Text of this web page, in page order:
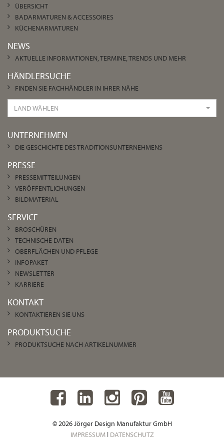
ÜBERSICHT
BADARMATUREN & ACCESSOIRES
KÜCHENARMATUREN
NEWS
AKTUELLE INFORMATIONEN, TERMINE, TRENDS UND MEHR
HÄNDLERSUCHE
FINDEN SIE FACHHÄNDLER IN IHRER NÄHE
LAND WÄHLEN
UNTERNEHMEN
DIE GESCHICHTE DES TRADITIONSUNTERNEHMENS
PRESSE
PRESSEMITTEILUNGEN
VERÖFFENTLICHUNGEN
BILDMATERIAL
SERVICE
BROSCHÜREN
TECHNISCHE DATEN
OBERFLÄCHEN UND PFLEGE
INFOPAKET
NEWSLETTER
KARRIERE
KONTAKT
KONTAKTIEREN SIE UNS
PRODUKTSUCHE
PRODUKTSUCHE NACH ARTIKELNUMMER
© 2026 Jörger Design Manufaktur GmbH
IMPRESSUM| DATENSCHUTZ